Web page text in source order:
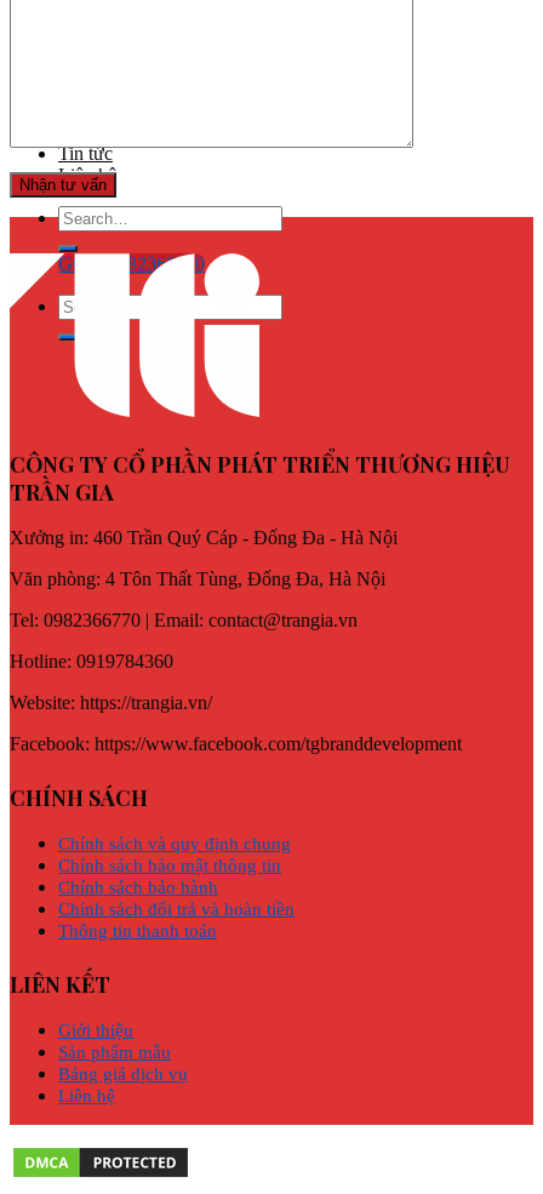
Tin tức
Liên hệ
GỌI : 0982366770
CÔNG TY CỔ PHẦN PHÁT TRIỂN THƯƠNG HIỆU
TRẦN GIA
Xưởng in: 460 Trần Quý Cáp - Đống Đa - Hà Nội
Văn phòng: 4 Tôn Thất Tùng, Đống Đa, Hà Nội
Tel: 0982366770 | Email: contact@trangia.vn
Hotline: 0919784360
Website: https://trangia.vn/
Facebook: https://www.facebook.com/tgbranddevelopment
CHÍNH SÁCH
Chính sách và quy định chung
Chính sách bảo mật thông tin
Chính sách bảo hành
Chính sách đổi trả và hoàn tiền
Thông tin thanh toán
LIÊN KẾT
Giới thiệu
Sản phẩm mẫu
Bảng giá dịch vụ
Liên hệ